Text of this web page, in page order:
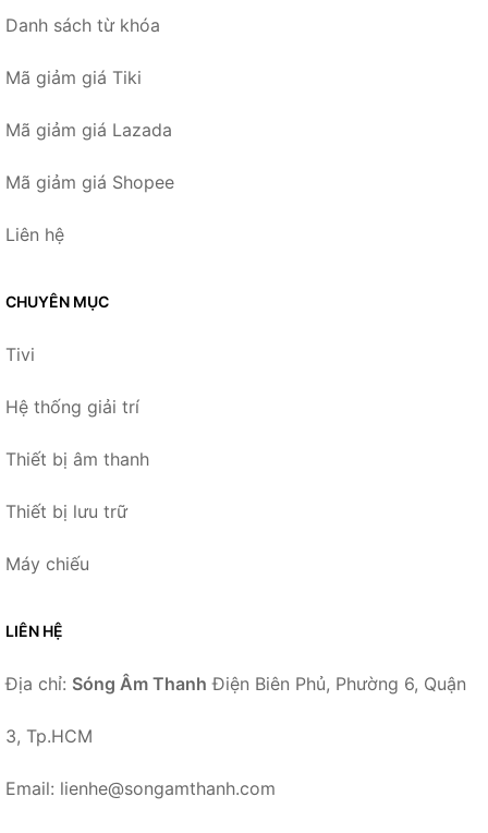
Danh sách từ khóa
Mã giảm giá Tiki
Mã giảm giá Lazada
Mã giảm giá Shopee
Liên hệ
CHUYÊN MỤC
Tivi
Hệ thống giải trí
Thiết bị âm thanh
Thiết bị lưu trữ
Máy chiếu
LIÊN HỆ
Địa chỉ: Sóng Âm Thanh Điện Biên Phủ, Phường 6, Quận
3, Tp.HCM
Email: lienhe@songamthanh.com